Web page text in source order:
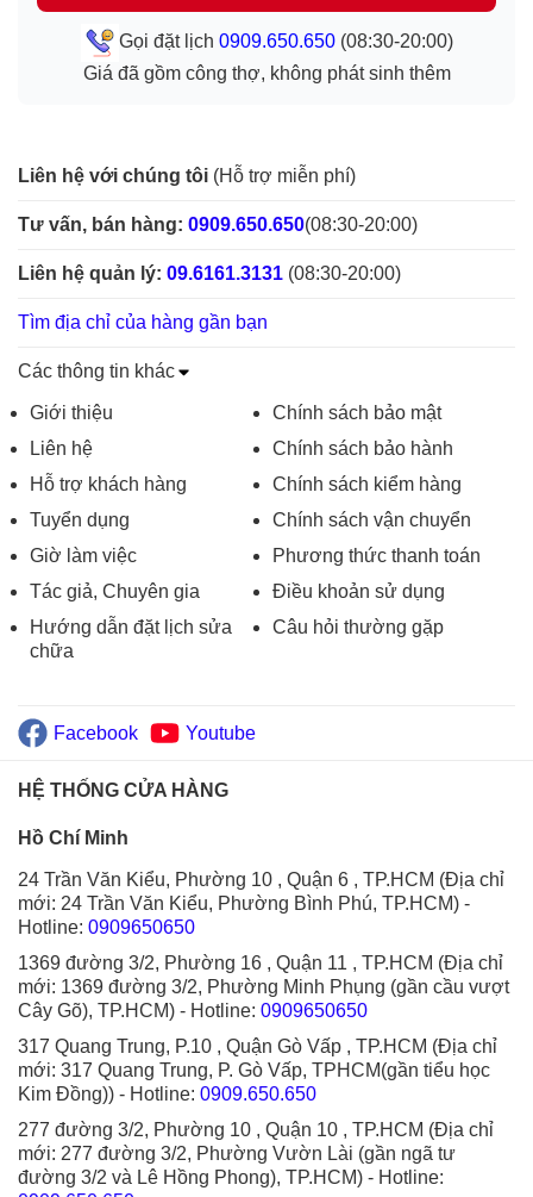
Gọi đặt lịch 0909.650.650(08:30-20:00)
Giá đã gồm công thợ, không phát sinh thêm
Liên hệ với chúng tôi (Hỗ trợ miễn phí)
Tư vấn, bán hàng: 0909.650.650(08:30-20:00)
Liên hệ quản lý: 09.6161.3131 (08:30-20:00)
Tìm địa chỉ của hàng gần bạn
Các thông tin khác
Giới thiệu
Liên hệ
Hỗ trợ khách hàng
Tuyển dụng
Giờ làm việc
Tác giả, Chuyên gia
Hướng dẫn đặt lịch sửa
chữa
Chính sách bảo mật
Chính sách bảo hành
Chính sách kiểm hàng
Chính sách vận chuyển
Phương thức thanh toán
Điều khoản sử dụng
Câu hỏi thường gặp
Facebook Youtube
HỆ THỐNG CỬA HÀNG
Hồ Chí Minh
24 Trần Văn Kiểu, Phường 10 , Quận 6 , TP.HCM (Địa chỉ
mới: 24 Trần Văn Kiểu, Phường Bình Phú, TP.HCM) -
Hotline: 0909650650
1369 đường 3/2, Phường 16 , Quận 11 , TP.HCM (Địa chỉ
mới: 1369 đường 3/2, Phường Minh Phụng (gần cầu vượt
Cây Gõ), TP.HCM) - Hotline: 0909650650
317 Quang Trung, P.10 , Quận Gò Vấp , TP.HCM (Địa chỉ
mới: 317 Quang Trung, P. Gò Vấp, TPHCM(gần tiểu học
Kim Đồng)) - Hotline: 0909.650.650
277 đường 3/2, Phường 10 , Quận 10 , TP.HCM (Địa chỉ
mới: 277 đường 3/2, Phường Vườn Lài (gần ngã tư
đường 3/2 và Lê Hồng Phong), TP.HCM) - Hotline: